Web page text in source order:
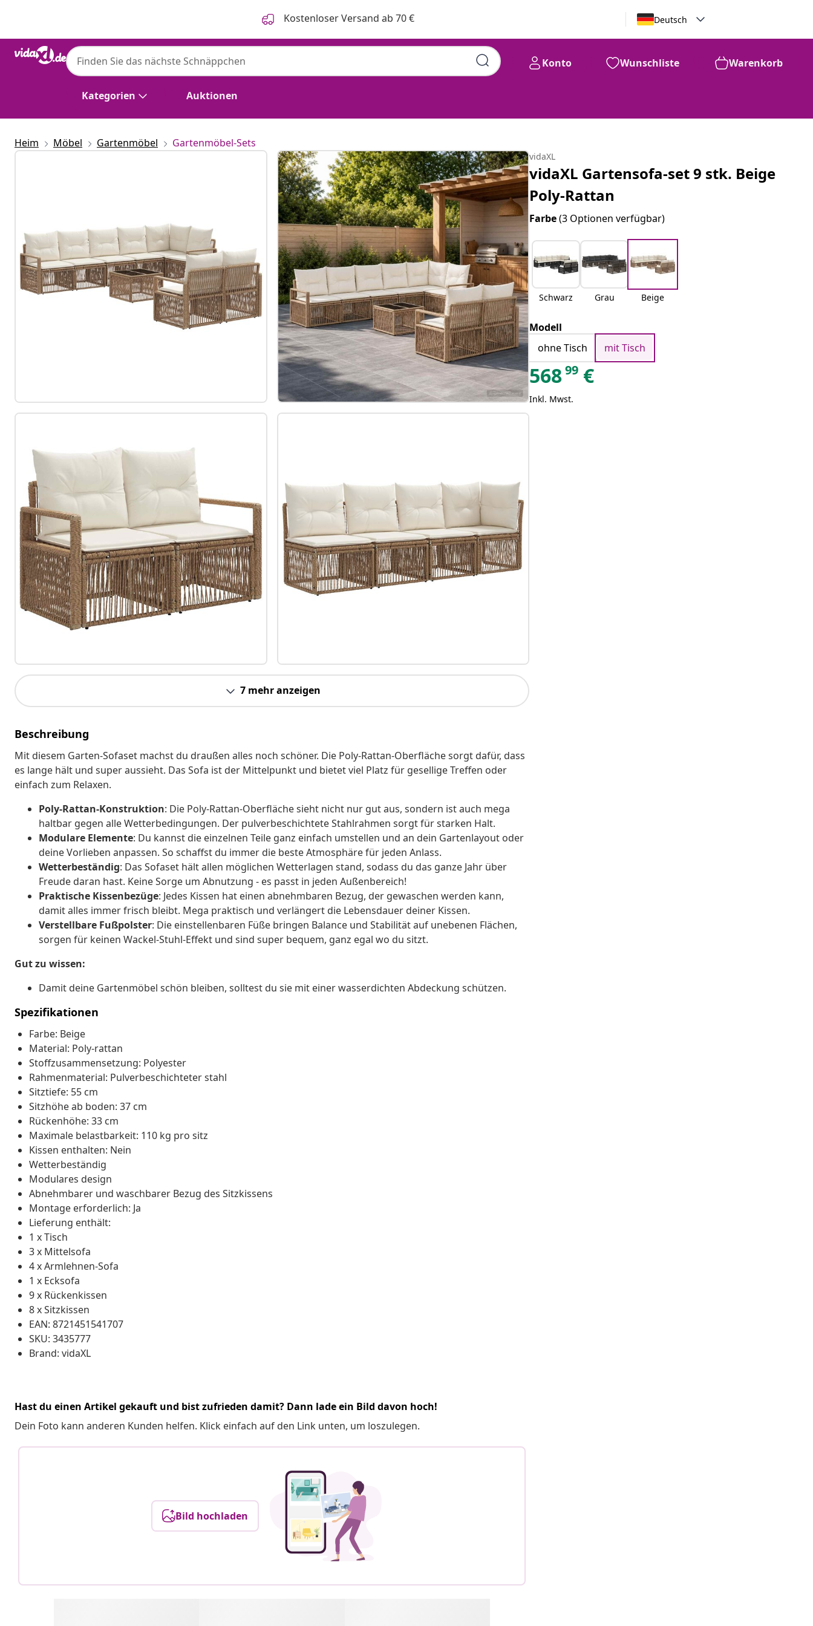
Kostenloser Versand ab 70 € Deutsch
Kategorien Auktionen
Konto Wunschliste Warenkorb
Heim Möbel Gartenmöbel Gartenmöbel-Sets
7 mehr anzeigen
Beschreibung
Mit diesem Garten-Sofaset machst du draußen alles noch schöner. Die Poly-Rattan-Oberfläche sorgt dafür, dass
es lange hält und super aussieht. Das Sofa ist der Mittelpunkt und bietet viel Platz für gesellige Treffen oder
einfach zum Relaxen.
Poly-Rattan-Konstruktion: Die Poly-Rattan-Oberfläche sieht nicht nur gut aus, sondern ist auch mega
haltbar gegen alle Wetterbedingungen. Der pulverbeschichtete Stahlrahmen sorgt für starken Halt.
Modulare Elemente: Du kannst die einzelnen Teile ganz einfach umstellen und an dein Gartenlayout oder
deine Vorlieben anpassen. So schaffst du immer die beste Atmosphäre für jeden Anlass.
Wetterbeständig: Das Sofaset hält allen möglichen Wetterlagen stand, sodass du das ganze Jahr über
Freude daran hast. Keine Sorge um Abnutzung - es passt in jeden Außenbereich!
Praktische Kissenbezüge: Jedes Kissen hat einen abnehmbaren Bezug, der gewaschen werden kann,
damit alles immer frisch bleibt. Mega praktisch und verlängert die Lebensdauer deiner Kissen.
Verstellbare Fußpolster: Die einstellenbaren Füße bringen Balance und Stabilität auf unebenen Flächen,
sorgen für keinen Wackel-Stuhl-Effekt und sind super bequem, ganz egal wo du sitzt.
Gut zu wissen:
Damit deine Gartenmöbel schön bleiben, solltest du sie mit einer wasserdichten Abdeckung schützen.
Spezifikationen
Farbe: Beige
Material: Poly-rattan
Stoffzusammensetzung: Polyester
Rahmenmaterial: Pulverbeschichteter stahl
Sitztiefe: 55 cm
Sitzhöhe ab boden: 37 cm
Rückenhöhe: 33 cm
Maximale belastbarkeit: 110 kg pro sitz
Kissen enthalten: Nein
Wetterbeständig
Modulares design
Abnehmbarer und waschbarer Bezug des Sitzkissens
Montage erforderlich: Ja
Lieferung enthält:
1 x Tisch
3 x Mittelsofa
4 x Armlehnen-Sofa
1 x Ecksofa
9 x Rückenkissen
8 x Sitzkissen
EAN: 8721451541707
SKU: 3435777
Brand: vidaXL
Hast du einen Artikel gekauft und bist zufrieden damit? Dann lade ein Bild davon hoch!
Dein Foto kann anderen Kunden helfen. Klick einfach auf den Link unten, um loszulegen.
Bild hochladen
vidaXL
vidaXL Gartensofa-set 9 stk. Beige
Poly-Rattan
Farbe(3 Optionen verfügbar)
Schwarz Grau Beige
Modell
ohne Tisch
mit Tisch
56899 €
Inkl. Mwst.